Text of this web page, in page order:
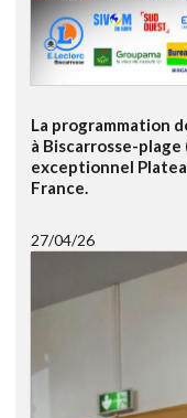
La programmation
à Biscarrosse-plage
exceptionnel
France.
27/04/26